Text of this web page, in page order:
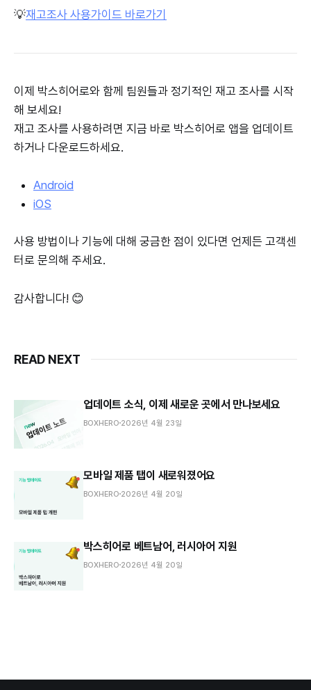
💡재고조사 사용가이드 바로가기
이제 박스히어로와 함께 팀원들과 정기적인 재고 조사를 시작
해 보세요!
재고 조사를 사용하려면 지금 바로 박스히어로 앱을 업데이트
하거나 다운로드하세요.
Android
iOS
사용 방법이나 기능에 대해 궁금한 점이 있다면 언제든 고객센
터로 문의해 주세요.
감사합니다! 😊
READ NEXT
업데이트 소식, 이제 새로운 곳에서 만나보세요
BOXHERO 2026년 4월 23일
모바일 제품 탭이 새로워졌어요
BOXHERO 2026년 4월 20일
박스히어로 베트남어, 러시아어 지원
BOXHERO 2026년 4월 20일